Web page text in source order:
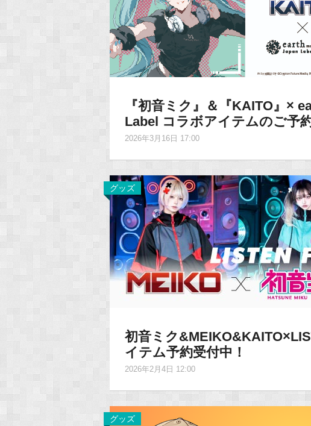
『初音ミク』＆『KAITO』×
Label コラボアイテムのご予
2026年3月16日 17:00
グッズ
初音ミク
イテム予約受付中！
2026年2月4日 12:00
グッズ